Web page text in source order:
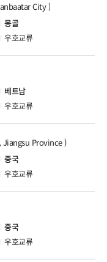
몽골
City )
우호교류
베트남
우호교류
중국
Jiangsu Province )
우호교류
중국
우호교류